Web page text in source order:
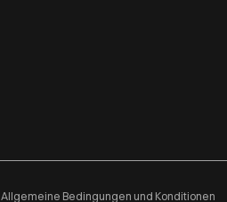
Allgemeine Bedingungen und Konditionen